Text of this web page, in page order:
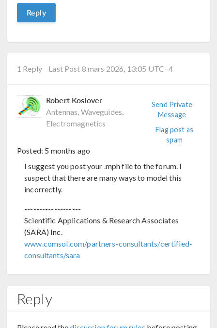
Reply
1 Reply Last Post 8 mars 2026, 13:05 UTC−4
Robert Koslover
Antennas, Waveguides,
Electromagnetics
Send Private
Message
Flag post as
spam
Posted: 5 months ago
I suggest you post your .mph file to the forum. I
suspect that there are many ways to model this
incorrectly.
-------------------
Scientific Applications & Research Associates
(SARA) Inc.
www.comsol.com/partners-consultants/certified-
consultants/sara
Reply